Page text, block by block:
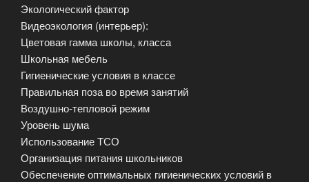
Экологический фактор
Видеоэкология (интерьер):
Цветовая гамма школы, класса
Школьная мебель
Гигиенические условия в классе
Правильная поза во время занятий
Воздушно-тепловой режим
Уровень шума
Использование ТСО
Организация питания школьников
Обеспечение оптимальных гигиенических условий в